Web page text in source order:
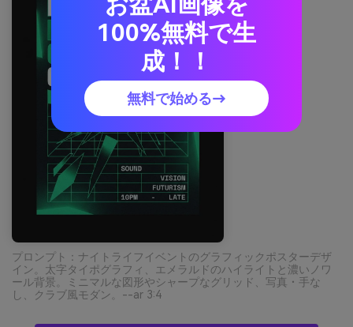
プロンプト：ナイトライフイベントのグラフィックポスターデザ
イン。太字タイポグラフィ、エメラルドのハイライトと濃いノワ
ール背景。ミニマルな図形やシャープなグリッド、写真・手な
し、クラブ風モダン。--ar 3:4
100%無料で生
成！！
無料で始める→